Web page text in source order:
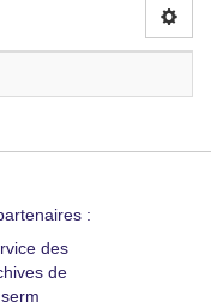
:
des
de